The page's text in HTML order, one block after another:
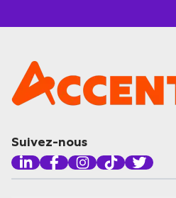
Suivez-nous